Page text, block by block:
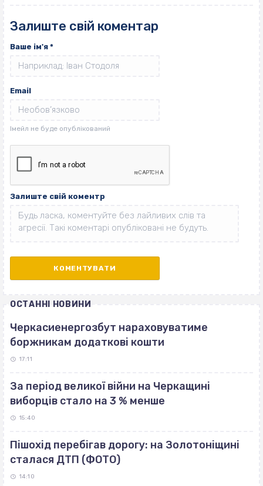
Залиште свій коментар
Ваше ім'я *
Email
Залиште свій коментр
ОСТАННІ НОВИНИ
Черкасиенергозбут нараховуватиме
боржникам додаткові кошти
17:11
За період великої війни на Черкащині
виборців стало на 3 % менше
15:40
Пішохід перебігав дорогу: на Золотоніщині
сталася ДТП (ФОТО)
14:10